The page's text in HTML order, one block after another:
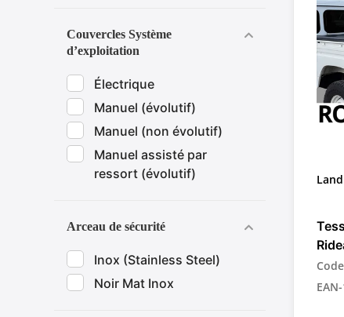
Couvercles Système
d’exploitation
Électrique
Manuel (évolutif)
Manuel (non évolutif)
Manuel assisté par
ressort (évolutif)
Arceau de sécurité
Inox (Stainless Steel)
Noir Mat Inox